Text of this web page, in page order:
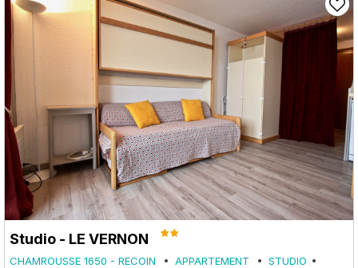
Studio - LE VERNON
CHAMROUSSE 1650 - RECOIN APPARTEMENT
STUDIO